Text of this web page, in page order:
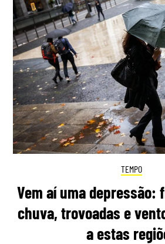
TEMPO
Vem aí uma depressão:
chuva, trovoadas e
a estas